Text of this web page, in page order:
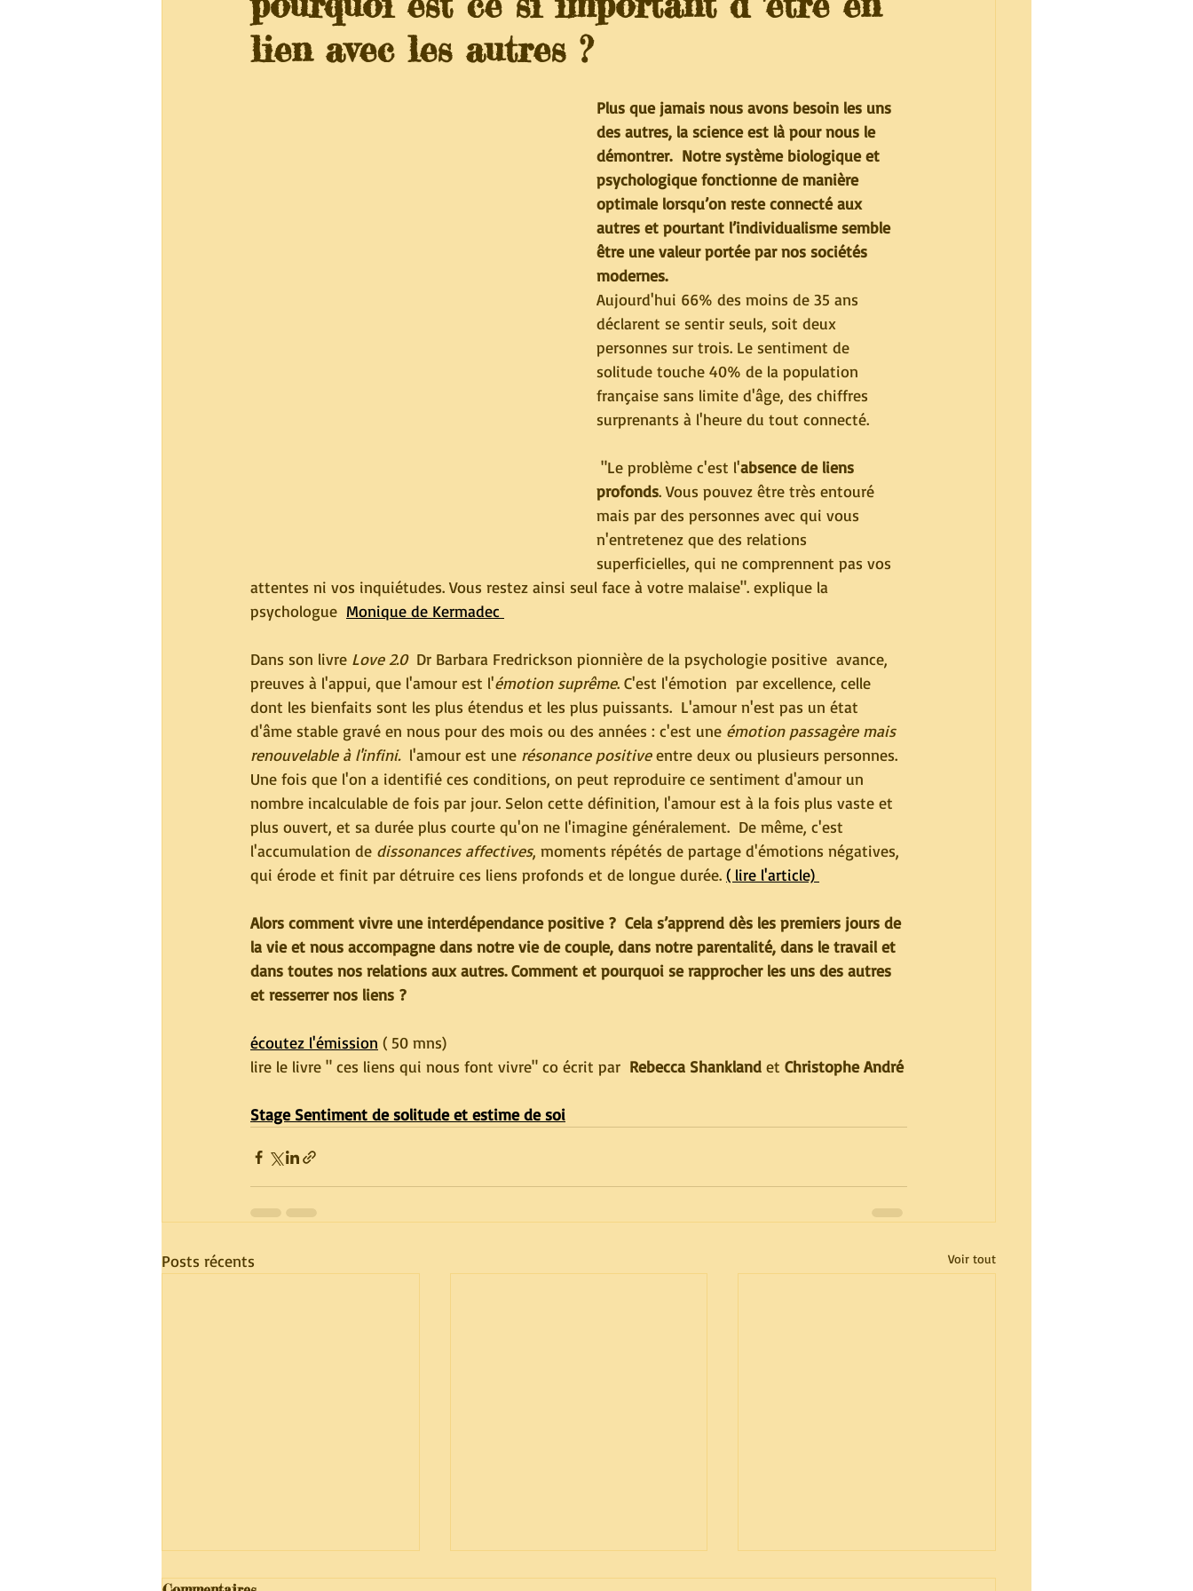
lien avec les autres ?
Plus que jamais nous avons besoin les uns
des autres, la science est là pour nous le
démontrer.  Notre système biologique et
psychologique fonctionne de manière
optimale lorsqu’on reste connecté aux
autres et pourtant l’individualisme semble
être une valeur portée par nos sociétés
modernes.
Aujourd'hui 66% des moins de 35 ans
déclarent se sentir seuls, soit deux
personnes sur trois. Le sentiment de
solitude touche 40% de la population
française sans limite d'âge, des chiffres
surprenants à l'heure du tout connecté.
"Le problème c'est l'absence de liens
profonds. Vous pouvez être très entouré
mais par des personnes avec qui vous
n'entretenez que des relations
superficielles, qui ne comprennent pas vos
attentes ni vos inquiétudes. Vous restez ainsi seul face à votre malaise". explique la
psychologue Monique de Kermadec
Dans son livre Love 2.0
  Dr Barbara Fredrickson pionnière de la psychologie positive  avance,
preuves à l'appui, que l'amour est l'émotion suprême. C'est l'émotion  par excellence, celle
dont les bienfaits sont les plus étendus et les plus puissants.  L'amour n'est pas un état
d'âme stable gravé en nous pour des mois ou des années : c'est une émotion passagère mais
renouvelable à l'infini.
  l'amour est une
résonance positive entre deux ou plusieurs personnes.
Une fois que l'on a identifié ces conditions, on peut reproduire ce sentiment d'amour un
nombre incalculable de fois par jour. Selon cette définition, l'amour est à la fois plus vaste et
plus ouvert, et sa durée plus courte qu'on ne l'imagine généralement.  De même, c'est
l'accumulation de dissonances affectives, moments répétés de partage d'émotions négatives,
qui érode et finit par détruire ces liens profonds et de longue durée. ( lire l'article)
Alors comment vivre une interdépendance positive ?  Cela s’apprend dès les premiers jours de
la vie et nous accompagne dans notre vie de couple, dans notre parentalité, dans le travail et
dans toutes nos relations aux autres. Comment et pourquoi se rapprocher les uns des autres
et resserrer nos liens ?
écoutez l'émission ( 50 mns)
lire le livre " ces liens qui nous font vivre" co écrit par Rebecca Shankland et Christophe André
Stage Sentiment de solitude et estime de soi
Posts récents Voir tout